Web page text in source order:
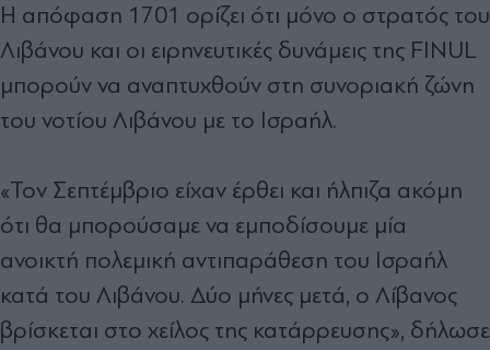
Η απόφαση 1701 ορίζει ότι μόνο ο στρατός του
Λιβάνου και οι ειρηνευτικές δυνάμεις της FINUL
μπορούν να αναπτυχθούν στη συνοριακή ζώνη
του νοτίου Λιβάνου με το Ισραήλ.
«Τον Σεπτέμβριο είχαν έρθει και ήλπιζα ακόμη
ότι θα μπορούσαμε να εμποδίσουμε μία
ανοικτή πολεμική αντιπαράθεση του Ισραήλ
κατά του Λιβάνου. Δύο μήνες μετά, ο Λίβανος
βρίσκεται στο χείλος της κατάρρευσης», δήλωσε